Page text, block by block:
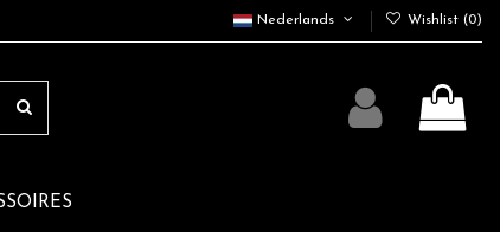
Nederlands Wishlist (0)